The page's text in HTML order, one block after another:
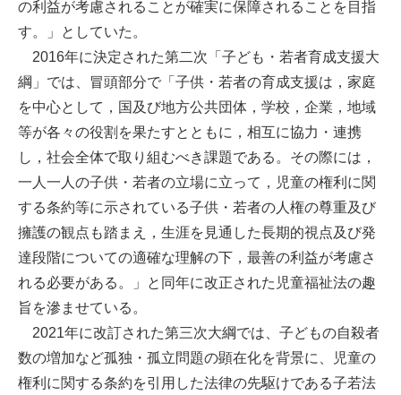
の利益が考慮されることが確実に保障されることを目指
す。」としていた。
2016年に決定された第二次「子ども・若者育成支援大
綱」では、冒頭部分で「子供・若者の育成支援は，家庭
を中心として，国及び地方公共団体，学校，企業，地域
等が各々の役割を果たすとともに，相互に協力・連携
し，社会全体で取り組むべき課題である。その際には，
一人一人の子供・若者の立場に立って，児童の権利に関
する条約等に示されている子供・若者の人権の尊重及び
擁護の観点も踏まえ，生涯を見通した長期的視点及び発
達段階についての適確な理解の下，最善の利益が考慮さ
れる必要がある。」と同年に改正された児童福祉法の趣
旨を滲ませている。
2021年に改訂された第三次大綱では、子どもの自殺者
数の増加など孤独・孤立問題の顕在化を背景に、児童の
権利に関する条約を引用した法律の先駆けである子若法